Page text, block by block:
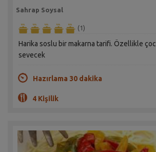
Sahrap Soysal
(1)
Harika soslu bir makarna tarifi. Özellikle
sevecek
Hazırlama 30 dakika
4 Kişilik